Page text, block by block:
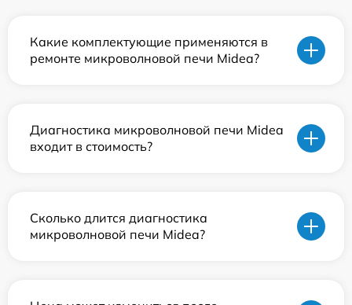
Какие комплектующие применяются в
ремонте микроволновой печи Midea?
Диагностика микроволновой печи Midea
входит в стоимость?
Сколько длится диагностика
микроволновой печи Midea?